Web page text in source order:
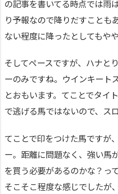
の記事を書いてる時点では雨
り予報なので降りだすことも
ない程度に降ったとしてもや
そしてペースですが、ハナと
ーのみですね。ウインキート
とおもいます。てことでタイ
で逃げる馬ではないので、ス
てことで印をつけた馬ですが
ー。距離に問題なく、強い馬
を買う必要があるのかな？っ
そこそこ程度な感じでしたが